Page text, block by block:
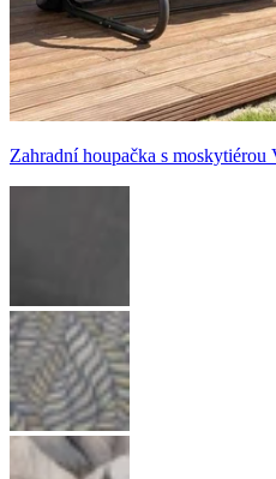
Zahradní houpačka s moskytiérou